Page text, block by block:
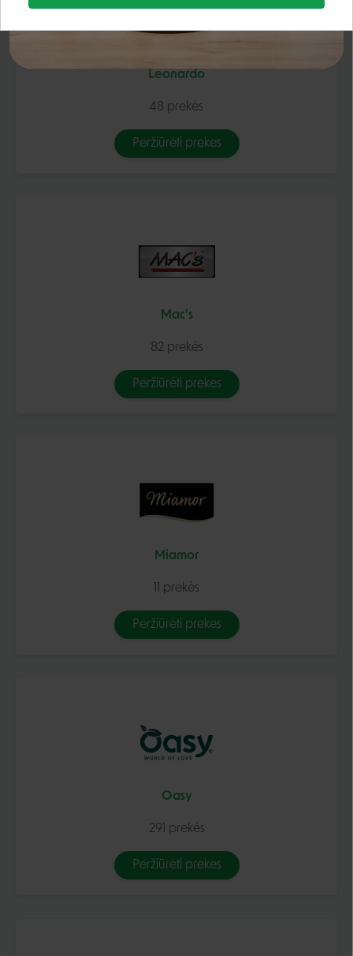
Leonardo
48 prekės
Peržiūrėti prekes
Mac's
82 prekės
Peržiūrėti prekes
Miamor
11 prekės
Peržiūrėti prekes
Oasy
291 prekės
Peržiūrėti prekes